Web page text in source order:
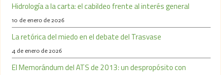
Hidrología a la carta: el cabildeo frente al interés general
10 de enero de 2026
La retórica del miedo en el debate del Trasvase
4 de enero de 2026
El Memorándum del ATS de 2013: un despropósito con